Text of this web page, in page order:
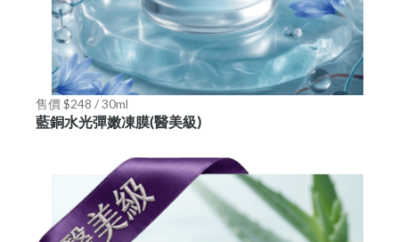
售價 $248 / 30ml
藍銅水光彈嫩凍膜(醫美級)